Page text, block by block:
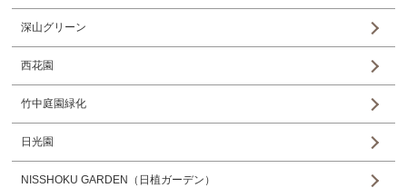
深山グリーン
西花園
竹中庭園緑化
日光園
NISSHOKU GARDEN（日植ガーデン）